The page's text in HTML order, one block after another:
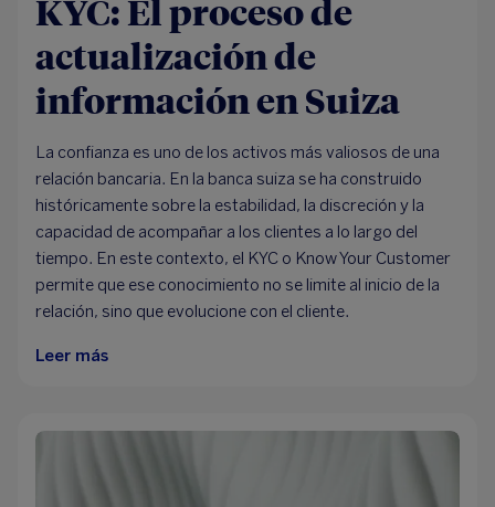
KYC: El proceso de
actualización de
información en Suiza
La confianza es uno de los activos más valiosos de una
relación bancaria. En la banca suiza se ha construido
históricamente sobre la estabilidad, la discreción y la
capacidad de acompañar a los clientes a lo largo del
tiempo. En este contexto, el KYC o Know Your Customer
permite que ese conocimiento no se limite al inicio de la
relación, sino que evolucione con el cliente.
Leer más